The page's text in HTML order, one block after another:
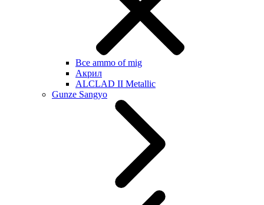
Все ammo of mig
Акрил
ALCLAD II Metallic
Gunze Sangyo